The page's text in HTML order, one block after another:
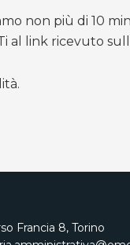
non più di 10
al link ricevuto
Francia 8, Torino